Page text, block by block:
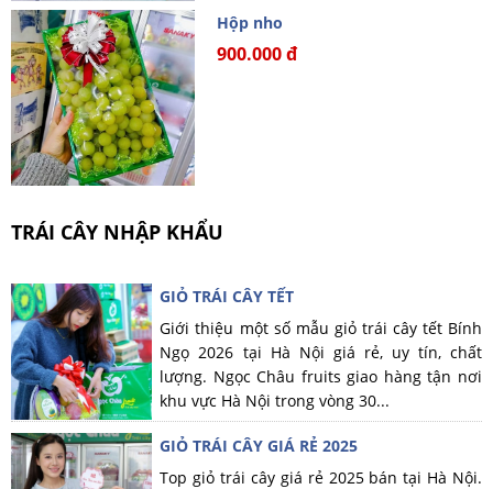
Hộp nho
900.000 đ
TRÁI CÂY NHẬP KHẨU
GIỎ TRÁI CÂY TẾT
Giới thiệu một số mẫu giỏ trái cây tết Bính
Ngọ 2026 tại Hà Nội giá rẻ, uy tín, chất
lượng. Ngọc Châu fruits giao hàng tận nơi
khu vực Hà Nội trong vòng 30...
GIỎ TRÁI CÂY GIÁ RẺ 2025
Top giỏ trái cây giá rẻ 2025 bán tại Hà Nội.